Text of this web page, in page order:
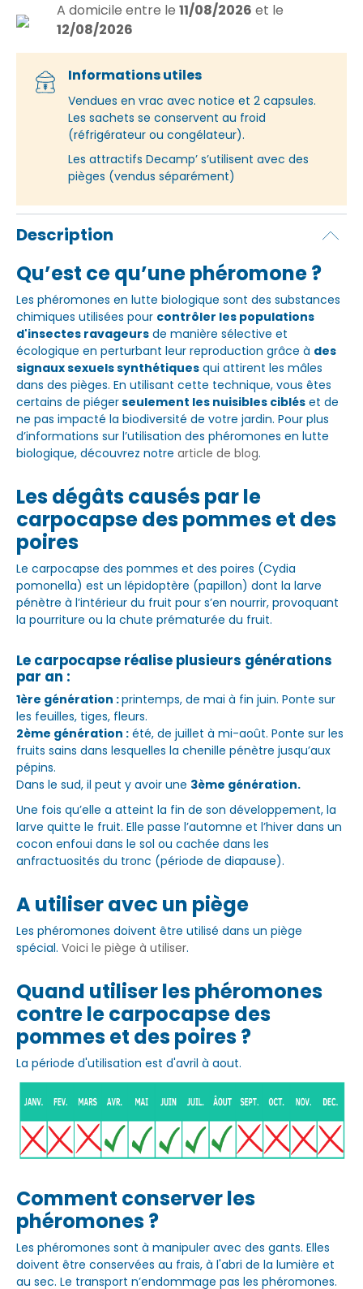
A domicile entre le 11/08/2026 et le
12/08/2026
Informations utiles
Vendues en vrac avec notice et 2 capsules.
Les sachets se conservent au froid
(réfrigérateur ou congélateur).
Les attractifs Decamp’ s’utilisent avec des
pièges (vendus séparément)
Description
Qu’est ce qu’une phéromone ?
Les phéromones en lutte biologique sont des substances
chimiques utilisées pour contrôler les populations
d'insectes ravageurs de manière sélective et
écologique en perturbant leur reproduction grâce à des
signaux sexuels synthétiques qui attirent les mâles
dans des pièges. En utilisant cette technique, vous êtes
certains de piégerseulement les nuisibles ciblés et de
ne pas impacté la biodiversité de votre jardin. Pour plus
d’informations sur l’utilisation des phéromones en lutte
biologique, découvrez notre article de blog.
Les dégâts causés par le
carpocapse des pommes et des
poires
Le carpocapse des pommes et des poires (Cydia
pomonella) est un lépidoptère (papillon) dont la larve
pénètre à l’intérieur du fruit pour s’en nourrir, provoquant
la pourriture ou la chute prématurée du fruit.
Le carpocapse réalise plusieurs générations
par an :
1ère génération :printemps, de mai à fin juin. Ponte sur
les feuilles, tiges, fleurs.
2ème génération : été, de juillet à mi-août. Ponte sur les
fruits sains dans lesquelles la chenille pénètre jusqu’aux
pépins.
Dans le sud, il peut y avoir une 3ème génération.
Une fois qu’elle a atteint la fin de son développement, la
larve quitte le fruit. Elle passe l’automne et l’hiver dans un
cocon enfoui dans le sol ou cachée dans les
anfractuosités du tronc (période de diapause).
A utiliser avec un piège
Les phéromones doivent être utilisé dans un piège
spécial. Voici le piège à utiliser.
Quand utiliser les phéromones
contre le carpocapse des
pommes et des poires ?
La période d'utilisation est d'avril à aout.
Comment conserver les
phéromones ?
Les phéromones sont à manipuler avec des gants. Elles
doivent être conservées au frais, à l'abri de la lumière et
au sec. Le transport n’endommage pas les phéromones.